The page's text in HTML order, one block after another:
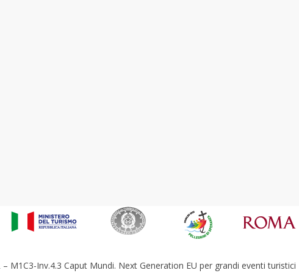
– M1C3-Inv.4.3 Caput Mundi. Next Generation EU per grandi eventi turistici